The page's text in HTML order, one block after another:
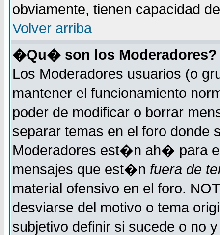
obviamente, tienen capacidad
Volver arriba
�Qu� son los Moderadores?
Los Moderadores usuarios (o
mantener el funcionamiento
poder de modificar o borrar
separar temas en el foro donde
Moderadores est�n ah� para
mensajes que est�n fuera de
material ofensivo en el foro.
desviarse del motivo o tema
subjetivo definir si sucede o no